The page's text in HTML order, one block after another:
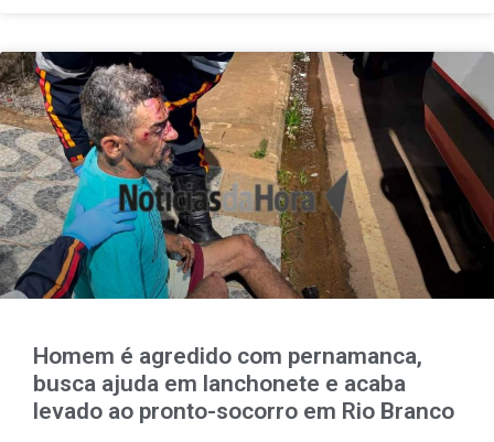
Homem é agredido com pernamanca,
busca ajuda em lanchonete e acaba
levado ao pronto-socorro em Rio Branco